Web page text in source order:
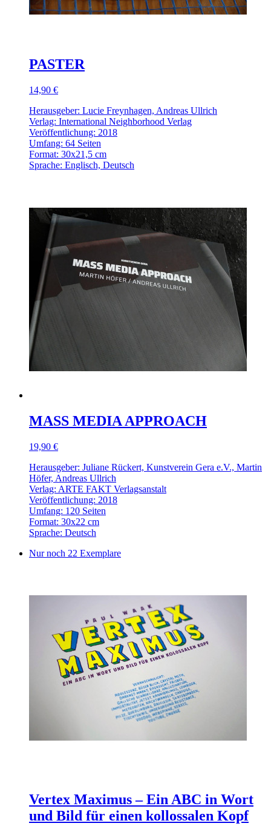
PASTER
14,90 €
Herausgeber: Lucie Freynhagen, Andreas Ullrich
Verlag: International Neighborhood Verlag
Veröffentlichung: 2018
Umfang: 64 Seiten
Format: 30x21,5 cm
Sprache: Englisch, Deutsch
MASS MEDIA APPROACH
19,90 €
Herausgeber: Juliane Rückert, Kunstverein Gera e.V., Martin
Höfer, Andreas Ullrich
Verlag: ARTE FAKT Verlagsanstalt
Veröffentlichung: 2018
Umfang: 120 Seiten
Format: 30x22 cm
Sprache: Deutsch
Nur noch 22 Exemplare
Vertex Maximus – Ein ABC in Wort
und Bild für einen kollossalen Kopf